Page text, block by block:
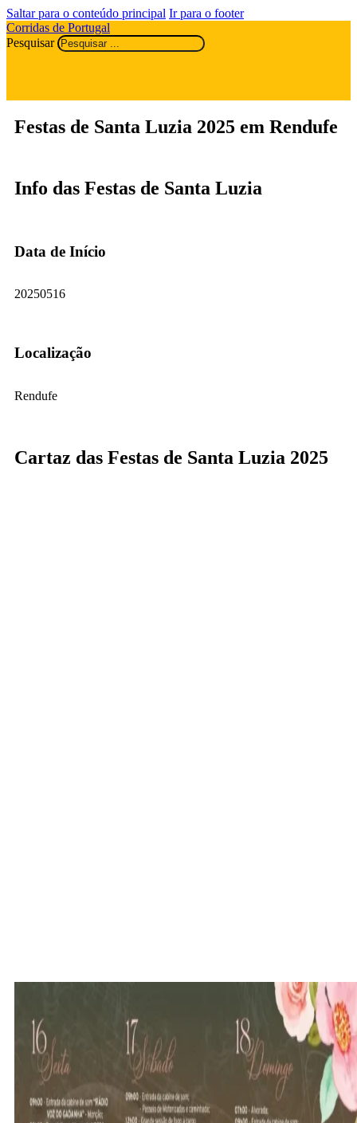
Saltar para o conteúdo principal Ir para o footer
Corridas de Portugal
Pesquisar
Festas de Santa Luzia 2025 em Rendufe
Info das Festas de Santa Luzia
Data de Início
20250516
Localização
Rendufe
Cartaz das Festas de Santa Luzia 2025